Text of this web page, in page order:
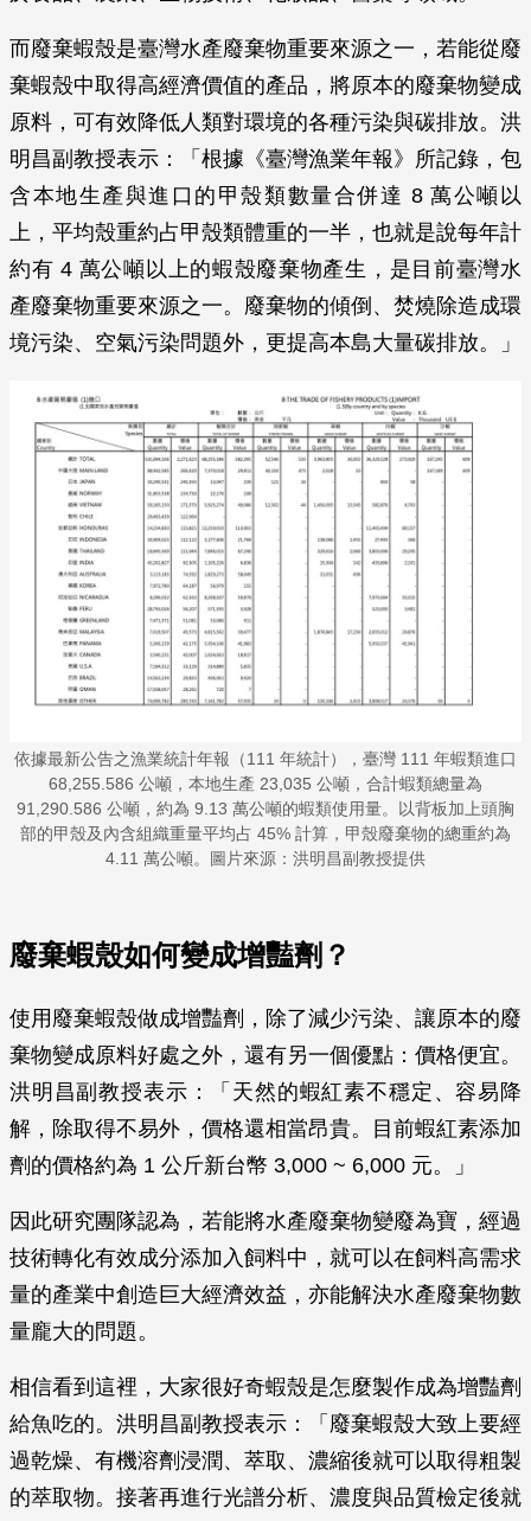
而廢棄蝦殼是臺灣水產廢棄物重要來源之一，若能從廢
棄蝦殼中取得高經濟價值的產品，將原本的廢棄物變成
原料，可有效降低人類對環境的各種污染與碳排放。洪
明昌副教授表示：「根據《臺灣漁業年報》所記錄，包
含本地生產與進口的甲殼類數量合併達 8 萬公噸以
上，平均殼重約占甲殼類體重的一半，也就是說每年計
約有 4 萬公噸以上的蝦殼廢棄物產生，是目前臺灣水
產廢棄物重要來源之一。廢棄物的傾倒、焚燒除造成環
境污染、空氣污染問題外，更提高本島大量碳排放。」
依據最新公告之漁業統計年報（111 年統計），臺灣 111 年蝦類進口
68,255.586 公噸，本地生產 23,035 公噸，合計蝦類總量為
91,290.586 公噸，約為 9.13 萬公噸的蝦類使用量。以背板加上頭胸
部的甲殼及內含組織重量平均占 45% 計算，甲殼廢棄物的總重約為
4.11 萬公噸。圖片來源：洪明昌副教授提供
廢棄蝦殼如何變成增豔劑？
使用廢棄蝦殼做成增豔劑，除了減少污染、讓原本的廢
棄物變成原料好處之外，還有另一個優點：價格便宜。
洪明昌副教授表示：「天然的蝦紅素不穩定、容易降
解，除取得不易外，價格還相當昂貴。目前蝦紅素添加
劑的價格約為 1 公斤新台幣 3,000 ~ 6,000 元。」
因此研究團隊認為，若能將水產廢棄物變廢為寶，經過
技術轉化有效成分添加入飼料中，就可以在飼料高需求
量的產業中創造巨大經濟效益，亦能解決水產廢棄物數
量龐大的問題。
相信看到這裡，大家很好奇蝦殼是怎麼製作成為增豔劑
給魚吃的。洪明昌副教授表示：「廢棄蝦殼大致上要經
過乾燥、有機溶劑浸潤、萃取、濃縮後就可以取得粗製
的萃取物。接著再進行光譜分析、濃度與品質檢定後就